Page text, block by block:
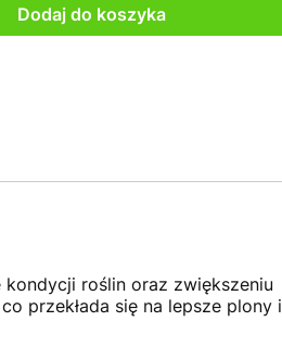
Dodaj do koszyka
roślin oraz zwiększeniu
przekłada się na lepsze plony i